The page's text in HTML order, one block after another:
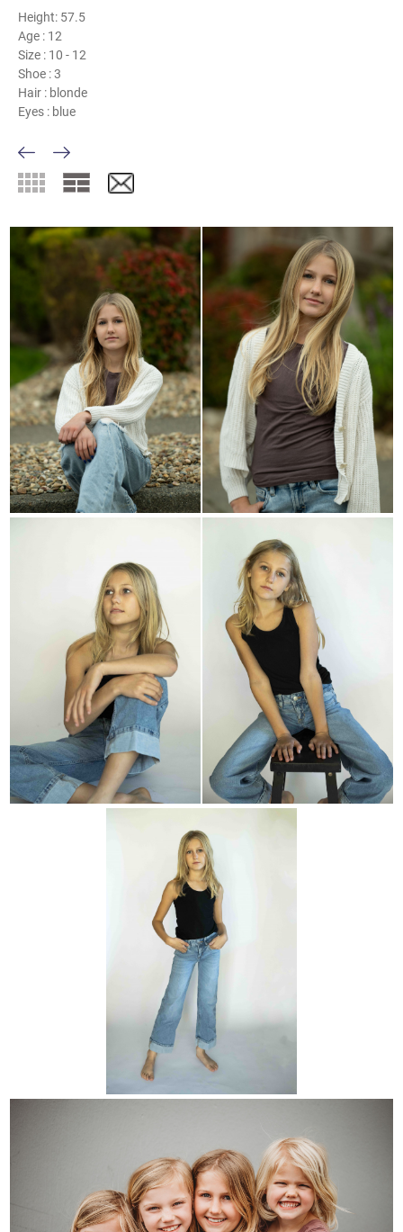
Height: 57.5
Age : 12
Size : 10 - 12
Shoe :3
Hair : blonde
Eyes : blue